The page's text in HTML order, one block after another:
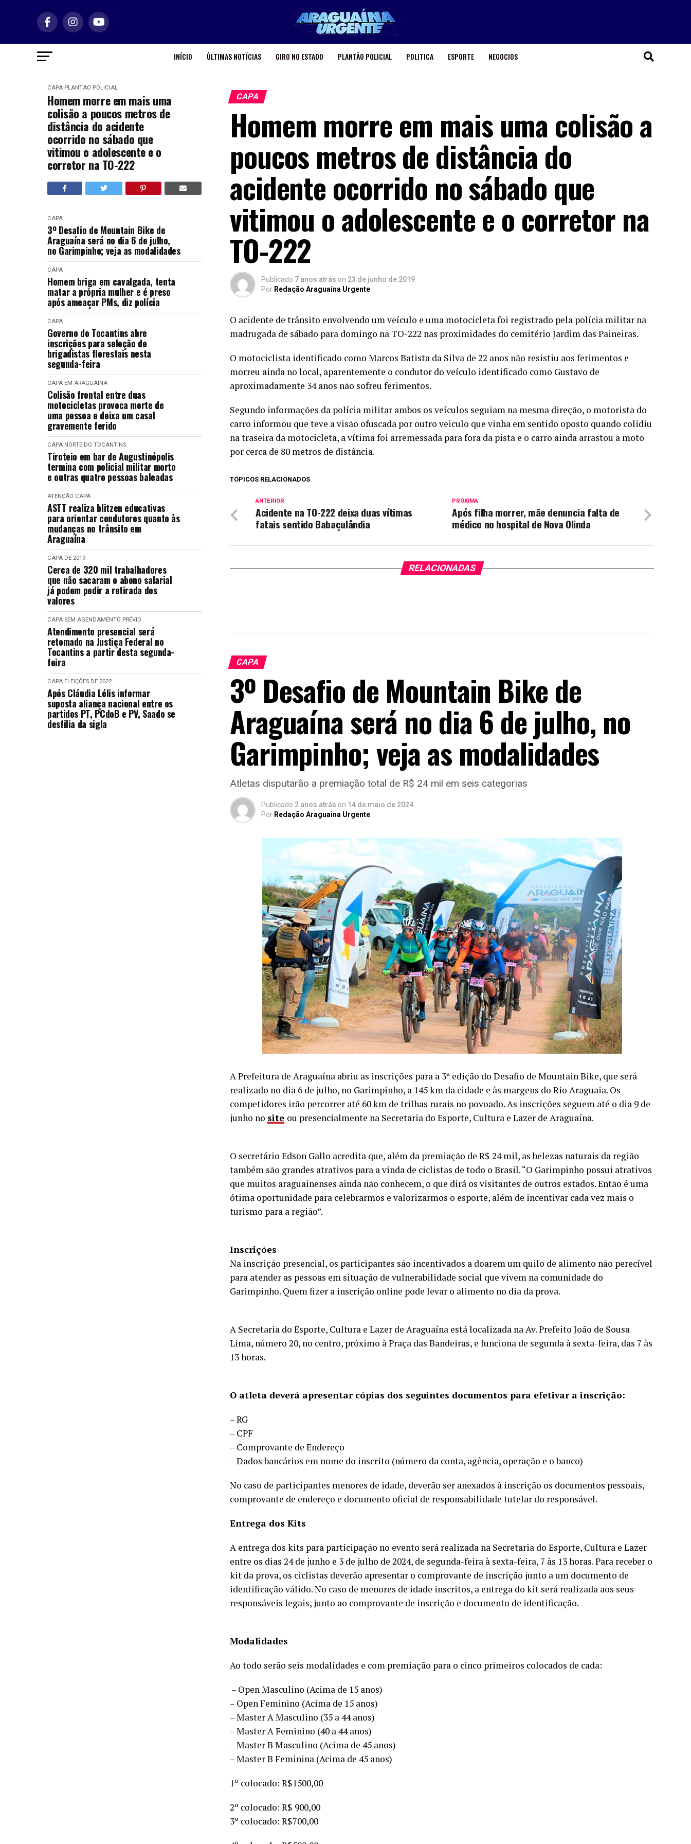
INÍCIO ÙLTIMAS NOTÍCIAS GIRO NO ESTADO PLANTÃO POLICIAL POLITICA ESPORTE NEGOCIOS
CAPA PLANTÃO POLICIAL
Homem morre em mais uma
colisão a poucos metros de
distância do acidente
ocorrido no sábado que
vitimou o adolescente e o
corretor na TO-222
CAPA
3º Desafio de Mountain Bike de
Araguaína será no dia 6 de julho,
no Garimpinho; veja as modalidades
CAPA
Homem briga em cavalgada, tenta
matar a própria mulher e é preso
após ameaçar PMs, diz polícia
CAPA
Governo do Tocantins abre
inscrições para seleção de
brigadistas florestais nesta
segunda-feira
CAPA EM ARAGUAÍNA
Colisão frontal entre duas
motocicletas provoca morte de
uma pessoa e deixa um casal
gravemente ferido
CAPA NORTE DO TOCANTINS
Tiroteio em bar de Augustinópolis
termina com policial militar morto
e outras quatro pessoas baleadas
ATENÇÃO CAPA
ASTT realiza blitzen educativas
para orientar condutores quanto às
mudanças no trânsito em
Araguaína
CAPA DE 2019
Cerca de 320 mil trabalhadores
que não sacaram o abono salarial
já podem pedir a retirada dos
valores
CAPA SEM AGENDAMENTO PRÉVIO
Atendimento presencial será
retomado na Justiça Federal no
Tocantins a partir desta segunda-
feira
CAPA ELEIÇÕES DE 2022
Após Cláudia Lélis informar
suposta aliança nacional entre os
partidos PT, PCdoB e PV, Saado se
desfilia da sigla
CAPA
Homem morre em mais uma colisão a
poucos metros de distância do
acidente ocorrido no sábado que
vitimou o adolescente e o corretor na
TO-222
Publicado 7 anos atrás on 23 de junho de 2019
Por Redação Araguaina Urgente
O acidente de trânsito envolvendo um veículo e uma motocicleta foi registrado pela polícia militar na
madrugada de sábado para domingo na TO-222 nas proximidades do cemitério Jardim das Paineiras.
O motociclista identificado como Marcos Batista da Silva de 22 anos não resistiu aos ferimentos e
morreu ainda no local, aparentemente o condutor do veículo identificado como Gustavo de
aproximadamente 34 anos não sofreu ferimentos.
Segundo informações da polícia militar ambos os veículos seguiam na mesma direção, o motorista do
carro informou que teve a visão ofuscada por outro veiculo que vinha em sentido oposto quando colidiu
na traseira da motocicleta, a vítima foi arremessada para fora da pista e o carro ainda arrastou a moto
por cerca de 80 metros de distância.
TÓPICOS RELACIONADOS
PRÓXIMA
Após filha morrer, mãe denuncia falta de
médico no hospital de Nova Olinda
ANTERIOR
Acidente na TO-222 deixa duas vítimas
fatais sentido Babaçulândia
RELACIONADAS
CAPA
3º Desafio de Mountain Bike de
Araguaína será no dia 6 de julho, no
Garimpinho; veja as modalidades
Atletas disputarão a premiação total de R$ 24 mil em seis categorias
Publicado 2 anos atrás on 14 de maio de 2024
Por Redação Araguaina Urgente
A Prefeitura de Araguaína abriu as inscrições para a 3ª edição do Desafio de Mountain Bike, que será
realizado no dia 6 de julho, no Garimpinho, a 145 km da cidade e às margens do Rio Araguaia. Os
competidores irão percorrer até 60 km de trilhas rurais no povoado. As inscrições seguem até o dia 9 de
junho no site ou presencialmente na Secretaria do Esporte, Cultura e Lazer de Araguaína.
O secretário Edson Gallo acredita que, além da premiação de R$ 24 mil, as belezas naturais da região
também são grandes atrativos para a vinda de ciclistas de todo o Brasil. “O Garimpinho possui atrativos
que muitos araguainenses ainda não conhecem, o que dirá os visitantes de outros estados. Então é uma
ótima oportunidade para celebrarmos e valorizarmos o esporte, além de incentivar cada vez mais o
turismo para a região”.
Inscrições
Na inscrição presencial, os participantes são incentivados a doarem um quilo de alimento não perecível
para atender as pessoas em situação de vulnerabilidade social que vivem na comunidade do
Garimpinho. Quem fizer a inscrição online pode levar o alimento no dia da prova.
A Secretaria do Esporte, Cultura e Lazer de Araguaína está localizada na Av. Prefeito João de Sousa
Lima, número 20, no centro, próximo à Praça das Bandeiras, e funciona de segunda à sexta-feira, das 7 às
13 horas.
O atleta deverá apresentar cópias dos seguintes documentos para efetivar a inscrição:
– RG
– CPF
– Comprovante de Endereço
– Dados bancários em nome do inscrito (número da conta, agência, operação e o banco)
No caso de participantes menores de idade, deverão ser anexados à inscrição os documentos pessoais,
comprovante de endereço e documento oficial de responsabilidade tutelar do responsável.
Entrega dos Kits
A entrega dos kits para participação no evento será realizada na Secretaria do Esporte, Cultura e Lazer
entre os dias 24 de junho e 3 de julho de 2024, de segunda-feira à sexta-feira, 7 às 13 horas. Para receber o
kit da prova, os ciclistas deverão apresentar o comprovante de inscrição junto a um documento de
identificação válido. No caso de menores de idade inscritos, a entrega do kit será realizada aos seus
responsáveis legais, junto ao comprovante de inscrição e documento de identificação.
Modalidades
Ao todo serão seis modalidades e com premiação para o cinco primeiros colocados de cada:
– Open Masculino (Acima de 15 anos)
– Open Feminino (Acima de 15 anos)
– Master A Masculino (35 a 44 anos)
– Master A Feminino (40 a 44 anos)
– Master B Masculino (Acima de 45 anos)
– Master B Feminina (Acima de 45 anos)
1º colocado: R$1500,00
2º colocado: R$ 900,00
3º colocado: R$700,00